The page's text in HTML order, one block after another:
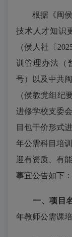
根据《闽
技术人才知识
（侯人社〔
训管理办法（
号）以及中共
（侯教党组纪
进修学校支委
目包干价形式
年公需科目培训
迎有资质、有
事宜公告如下：
一、项目
年教师公需课